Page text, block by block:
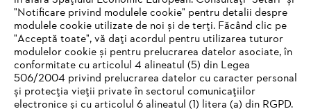
Produse
Contact
Carieră
Sistemul de denunțare a neregulilor
"Notificare privind modulele cookie" pentru detalii despre
modulele cookie utilizate de noi și de terți. Făcând clic pe
"Acceptă toate", vă dați acordul pentru utilizarea tuturor
modulelor cookie și pentru prelucrarea datelor asociate, în
conformitate cu articolul 4 alineatul (5) din Legea
506/2004 privind prelucrarea datelor cu caracter personal
și protecția vieții private în sectorul comunicațiilor
electronice și cu articolul 6 alineatul (1) litera (a) din RGPD.